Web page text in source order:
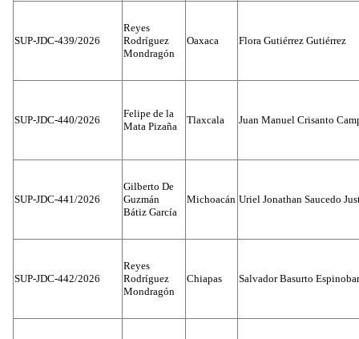
SUP-JDC-439/2026
Reyes
Rodríguez
Mondragón
Oaxaca Flora Gutiérrez Gutiérrez
SUP-JDC-440/2026
Felipe de la
Mata Pizaña
Tlaxcala Juan Manuel Crisanto
SUP-JDC-441/2026
Gilberto De
Guzmán
Bátiz García
Michoacán Uriel Jonathan Saucedo
SUP-JDC-442/2026
Reyes
Rodríguez
Mondragón
Chiapas Salvador Basurto